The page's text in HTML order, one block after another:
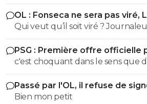
panic buy, Blanc a bien validé ce
raccourci.
OL : Fonseca ne sera pas viré,
le faire
Qui veut qu’il soit viré ?
PSG : Première offre officielle
choquante
c'est choquant dans le sens que
parte pour 140 millions apres 1
bundesliga,l'annee derniere
prendre isaak 150 millions,wirtz
Passé par l'OL, il refuse de
Bien mon petit